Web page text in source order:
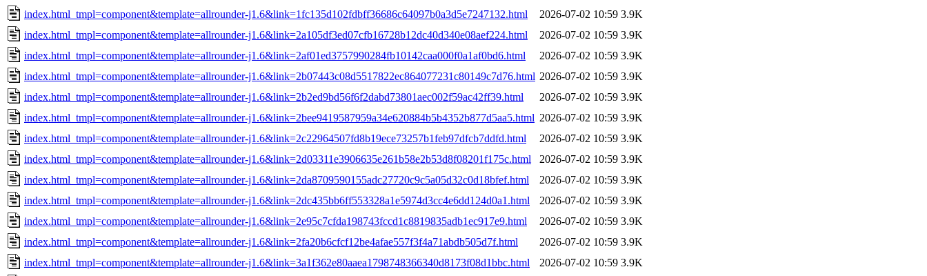
index.html_tmpl=component&template=allrounder-j1.6&link=1fc135d102fdbff36686c64097b0a3d5e7247132.html
2026-07-02 10:59 3.9K
index.html_tmpl=component&template=allrounder-j1.6&link=2a105df3ed07cfb16728b12dc40d340e08aef224.html
2026-07-02 10:59 3.9K
index.html_tmpl=component&template=allrounder-j1.6&link=2af01ed3757990284fb10142caa000f0a1af0bd6.html
2026-07-02 10:59 3.9K
index.html_tmpl=component&template=allrounder-j1.6&link=2b07443c08d5517822ec864077231c80149c7d76.html 2026-07-02 10:59 3.9K
index.html_tmpl=component&template=allrounder-j1.6&link=2b2ed9bd56f6f2dabd73801aec002f59ac42ff39.html
2026-07-02 10:59 3.9K
index.html_tmpl=component&template=allrounder-j1.6&link=2bee9419587959a34e620884b5b4352b877d5aa5.html 2026-07-02 10:59 3.9K
index.html_tmpl=component&template=allrounder-j1.6&link=2c22964507fd8b19ece73257b1feb97dfcb7ddfd.html
2026-07-02 10:59 3.9K
index.html_tmpl=component&template=allrounder-j1.6&link=2d03311e3906635e261b58e2b53d8f08201f175c.html
2026-07-02 10:59 3.9K
index.html_tmpl=component&template=allrounder-j1.6&link=2da8709590155adc27720c9c5a05d32c0d18bfef.html
2026-07-02 10:59 3.9K
index.html_tmpl=component&template=allrounder-j1.6&link=2dc435bb6ff553328a1e5974d3cc4e6dd124d0a1.html
2026-07-02 10:59 3.9K
index.html_tmpl=component&template=allrounder-j1.6&link=2e95c7cfda198743fccd1c8819835adb1ec917e9.html
2026-07-02 10:59 3.9K
index.html_tmpl=component&template=allrounder-j1.6&link=2fa20b6cfcf12be4afae557f3f4a71abdb505d7f.html
2026-07-02 10:59 3.9K
index.html_tmpl=component&template=allrounder-j1.6&link=3a1f362e80aaea1798748366340d8173f08d1bbc.html
2026-07-02 10:59 3.9K